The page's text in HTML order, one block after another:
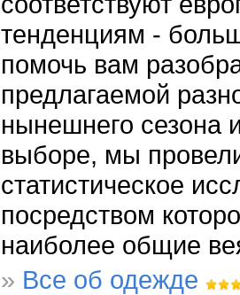
тенденциям -
помочь вам
предлагаемой
нынешнего сезона
выборе, мы
статистическое
посредством
наиболее общие
» Все об одежде